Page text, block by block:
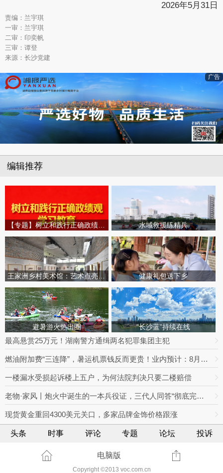
2026年5月 31 日
责编：兰宇琪
一审：兰宇琪
二审：印奕帆
三审：谭登
来源：长沙党建
广告
编辑推荐
水域救援练精兵
王家洲乡村美术馆：艺术点亮田园乡村 健康礼包送下乡
避暑游火热出圈 “长沙蓝”持续在线
最高悬赏25万元！湖南警方通缉两名犯罪集团主犯
燃油附加费“三连降”，暑运机票钱反而更贵！业内预计：8月下旬将迎回落拐点
一楼漏水受损起诉楼上五户，为何法院判决只要二楼赔偿
老物·家风丨炮火中诞生的一本兵役证，三代人同答“彻底完成任务”
现货黄金重回4300美元关口，多家品牌金饰价格跟涨
头条 时事 评论 专题 论坛 投诉
电脑版
Copyright ©2013 voc.com.cn